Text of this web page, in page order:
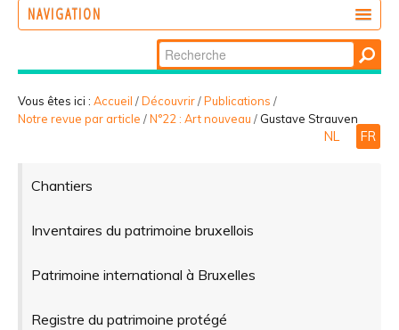
NAVIGATION
PARTICIPER
Chercher par
Recherche
avancée…
Vous êtes ici : Accueil /Découvrir/Publications /
Notre revue par article /N°22 : Art nouveau / Gustave Strauven
NL FR
Chantiers
Inventaires du patrimoine bruxellois
Patrimoine international à Bruxelles
Registre du patrimoine protégé